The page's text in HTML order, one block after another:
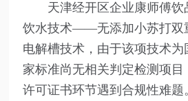
天津经开区企业康师傅饮
饮水技术——无添加小苏打双
电解槽技术，由于该项技术为
家标准尚无相关判定检测项
许可证书环节遇到合规性难题